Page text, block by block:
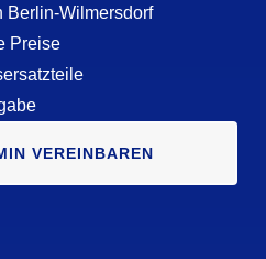
Berlin-Wilmersdorf
Preise
VEREINBAREN